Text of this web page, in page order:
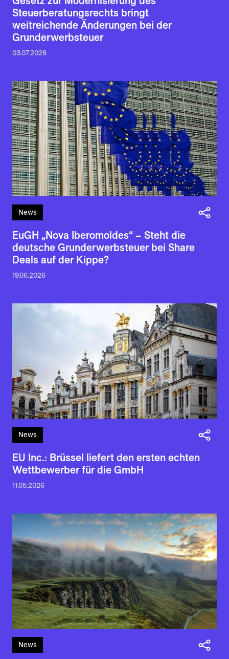
Steuerberatungsrechts bringt
weitreichende Änderungen bei der
Grunderwerbsteuer
03.07.2026
News
EuGH „Nova Iberomoldes“ – Steht die
deutsche Grunderwerbsteuer bei Share
Deals auf der Kippe?
19.06.2026
News
EU Inc.: Brüssel liefert den ersten echten
Wettbewerber für die GmbH
11.05.2026
News